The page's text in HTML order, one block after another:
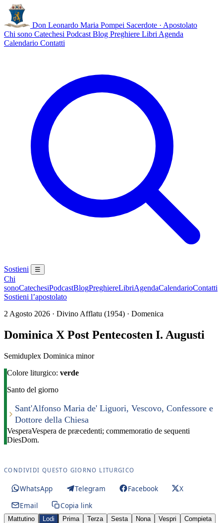
Don Leonardo Maria Pompei Sacerdote · Apostolato
Chi sono Catechesi Podcast Blog Preghiere Libri Agenda
Calendario Contatti
Sostieni ☰
Chi
sonoCatechesiPodcastBlogPreghiereLibriAgendaCalendarioContatti
Sostieni l’apostolato
2 Agosto 2026 · Divino Afflatu (1954) · Domenica
Dominica X Post Pentecosten I. Augusti
Semiduplex Dominica minor
Colore liturgico: verde
Santo del giorno
Sant'Alfonso Maria de' Liguori, Vescovo, Confessore e
Dottore della Chiesa
VesperaVespera de præcedenti; commemoratio de sequenti
DiesDom.
CONDIVIDI QUESTO GIORNO LITURGICO
WhatsApp Telegram Facebook
X
Email
Copia link
Mattutino Lodi Prima Terza Sesta Nona Vespri
Compieta